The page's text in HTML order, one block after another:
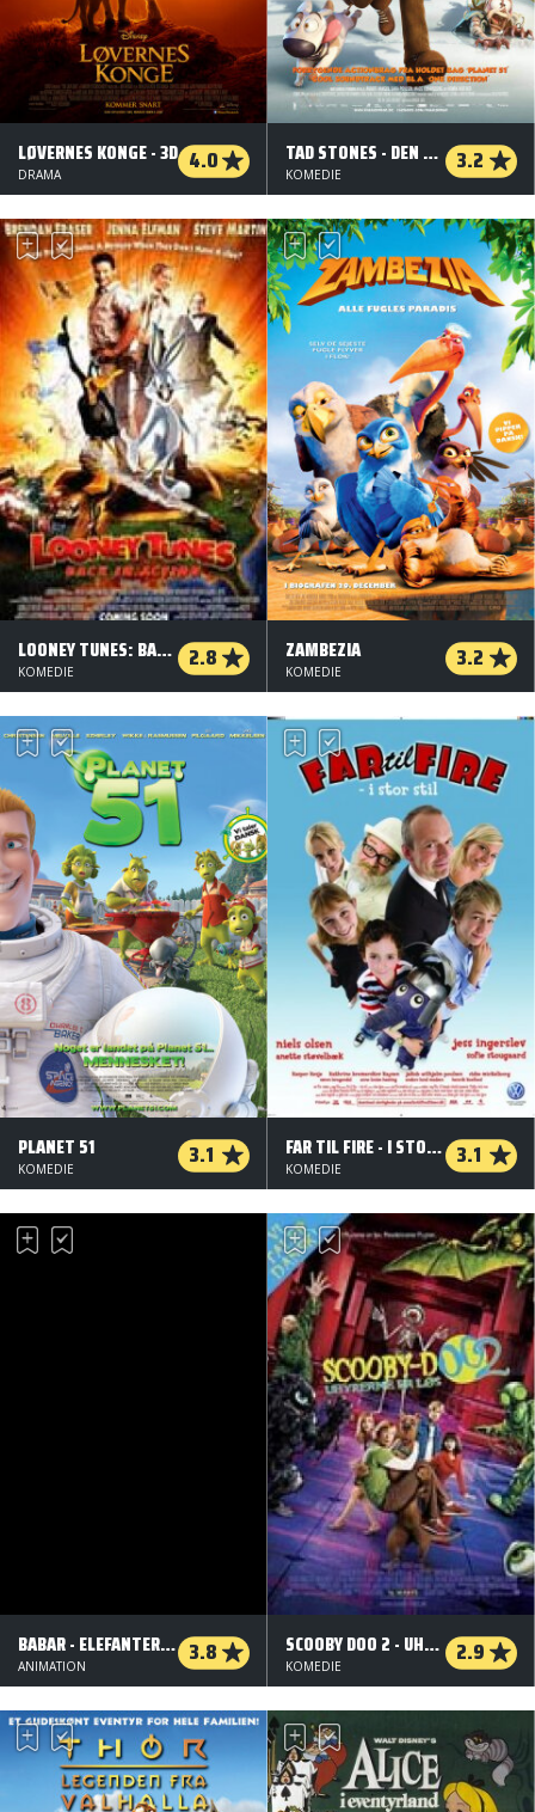
LØVERNES KONGE - 3D 4.0
DRAMA
TAD STONES - DEN FORTABTE EVENTYRER 3.2
KOMEDIE
LOONEY TUNES: BACK IN ACTION 2.8
KOMEDIE
ZAMBEZIA 3.2
KOMEDIE
PLANET 51 3.1
KOMEDIE
FAR TIL FIRE - I STOR STIL 3.1
KOMEDIE
BABAR - ELEFANTERNES KONGE 3.8
ANIMATION
SCOOBY DOO 2 - UHYRERNE ER LØS 2.9
KOMEDIE